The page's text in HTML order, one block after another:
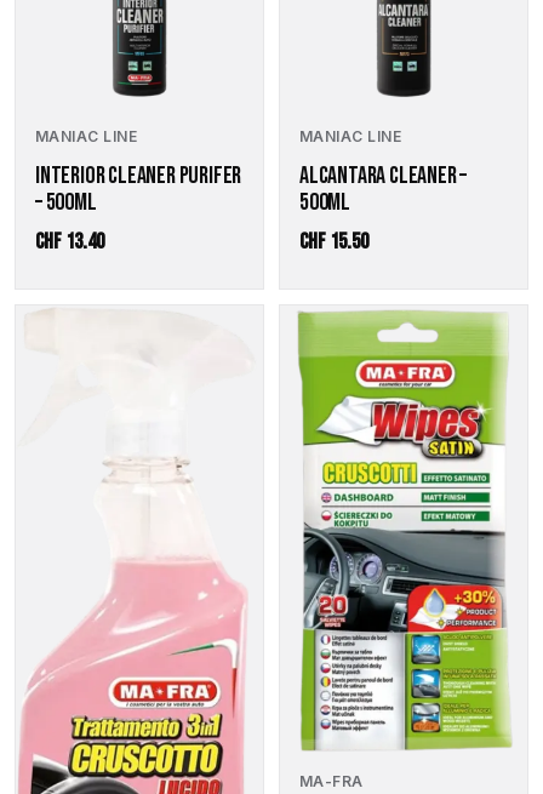
MANIAC LINE
INTERIOR CLEANER PURIFER
– 500ML
CHF 13.40
MANIAC LINE
ALCANTARA CLEANER –
500ML
CHF 15.50
MA-FRA